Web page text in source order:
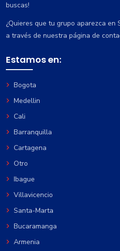
buscas!
¿Quieres que tu grupo aparezca en
a través de nuestra página de
Estamos en:
Bogota
Medellin
Cali
Barranquilla
Cartagena
Otro
Ibague
Villavicencio
Santa-Marta
Bucaramanga
Armenia